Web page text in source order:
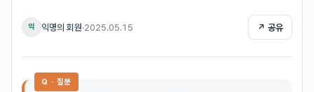
익 익명의 회원·2025.05.15 ↗ 공유
Q · 질문